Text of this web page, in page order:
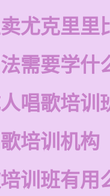
尤克里里
需要学什
唱歌培训
培训机构
训班有用